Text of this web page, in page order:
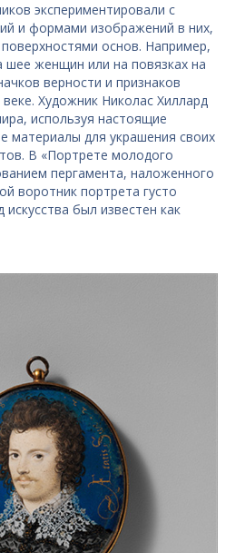
экспериментировали с
и формами изображений в них,
основ. Например,
женщин или на повязках на
верности и признаков
Художник Николас Хиллард
используя настоящие
материалы для украшения своих
В «Портрете молодого
пергамента, наложенного
воротник портрета густо
был известен как